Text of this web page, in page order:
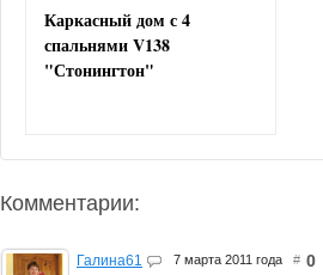
Каркасный дом с 4
спальнями V138
"Стонингтон"
Комментарии:
Галина61 7 марта 2011 года # 0